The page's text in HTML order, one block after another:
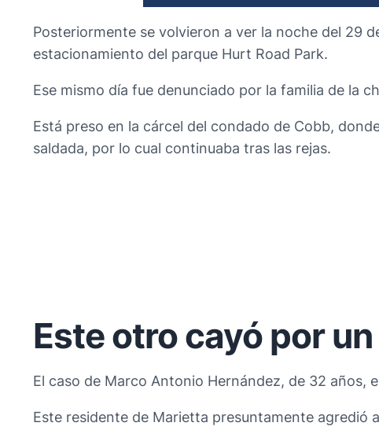
Posteriormente se volvieron a ver la noche del 29
estacionamiento del parque Hurt Road Park.
Ese mismo día fue denunciado por la familia de la
Está preso en la cárcel del condado de Cobb,
saldada, por lo cual continuaba tras las rejas.
Este otro cayó por
El caso de Marco Antonio Hernández, de 32 años,
Este residente de Marietta presuntamente agredió